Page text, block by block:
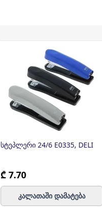
სტეპლერი 24/6 E0335, DELI
₾ 7.70
კალათაში დამატება